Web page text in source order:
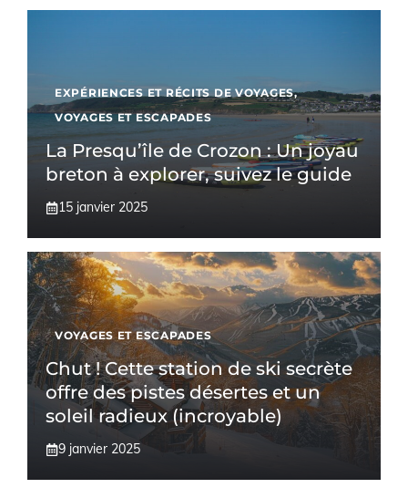
EXPÉRIENCES ET RÉCITS DE VOYAGES,
VOYAGES ET ESCAPADES
La Presqu’île de Crozon : Un joyau
breton à explorer, suivez le guide
15 janvier 2025
VOYAGES ET ESCAPADES
Chut ! Cette station de ski secrète
offre des pistes désertes et un
soleil radieux (incroyable)
9 janvier 2025